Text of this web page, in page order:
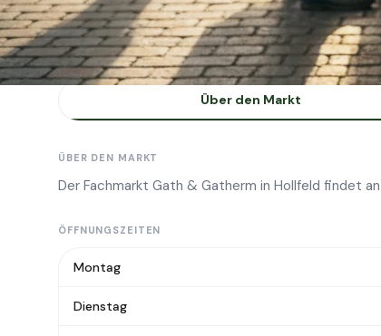
Über den Markt
ÜBER DEN MARKT
Der Fachmarkt Gath & Gatherm in Hollfeld findet
ÖFFNUNGSZEITEN
Montag
Dienstag